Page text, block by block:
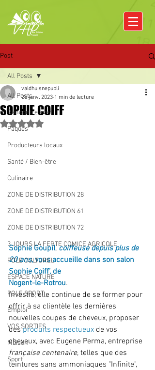
Post
All Posts
Rencontre avec
Pâques
Producteurs locaux
Santé / Bien-être
Culinaire
ZONE DE DISTRIBUTION 28
ZONE DE DISTRIBUTION 61
ZONE DE DISTRIBUTION 72
3 JOURS LA FERTE COMICE AGRICOLE
POLE CULTUREL
ESPACE NATURE
POLE SPORT
Emploi
VOS SORTIES
Maison
Sport
All Posts
SOPHIE COIFF
valdhuisnepubli
25 janv. 2023 1 min de lecture
Noté NaN étoiles sur 5.
Sophie Goupil, coiffeuse depuis plus de
20 ans, vous accueille dans son salon
Sophie Coiff’, de
Nogent-le-Rotrou.
Investie, elle continue de se former pour
offrir à sa clientèle les dernières
nouvelles coupes de cheveux, proposer
des produits respectueux de vos
cheveux, avec Eugene Perma, entreprise
française centenaire, telles que des
teintures sans ammoniaques "Infinite",